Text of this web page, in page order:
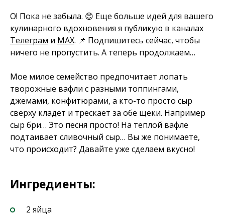
О! Пока не забыла. 😊 Еще больше идей для вашего
кулинарного вдохновения я публикую в каналах
Телеграм и MAX. 📌 Подпишитесь сейчас, чтобы
ничего не пропустить. А теперь продолжаем…
Мое милое семейство предпочитает лопать
творожные вафли с разными топпингами,
джемами, конфитюрами, а кто-то просто сыр
сверху кладет и трескает за обе щеки. Например
сыр бри… Это песня просто! На теплой вафле
подтаивает сливочный сыр… Вы же понимаете,
что происходит? Давайте уже сделаем вкусно!
Ингредиенты:
2 яйца